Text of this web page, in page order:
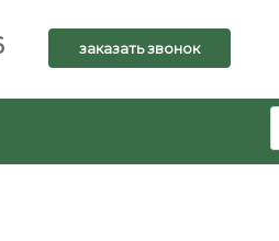
заказать звонок